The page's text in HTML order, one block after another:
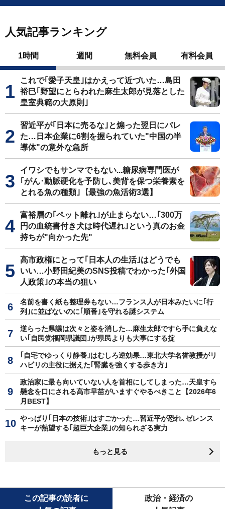
人気記事ランキング
1時間 週間 無料会員 有料会員
これで｢愛子天皇｣はかえって近づいた…島田
裕巳｢野望にとらわれた麻生太郎が見落とした
皇室典範の大原則｣
習近平が｢日本に売るな｣と煽った翌日にバレ
た…日本企業に6割を握られていた"中国の半
導体"の意外な急所
イワシでもサンマでもない...糖尿病専門医が
｢がん･動脈硬化を予防し､美背を保つ栄養素を
とれる魚の種類｣【最強の魚活術3選】
富裕層の｢ペット離れ｣が止まらない…｢300万
円の血統書付き犬は時代遅れ｣という真のお金
持ちが"向かった先"
高市政権にとって｢日本人の生活｣はどうでも
いい…小野田紀美のSNS投稿でわかった｢外国
人政策｣の本当の狙い
名前を書く紙も整理券もない…フランス人が日本みたいに｢行
列｣に並ばないのに｢順番｣を守れる謎システム
逆らった県議は次々と姿を消した…麻生太郎ですら手に負えな
い｢自民党福岡県議団｣が県民よりも大事にする掟
｢自宅でゆっくり静養｣はむしろ逆効果…東北大学名誉教授がリ
ハビリの主役に据えた｢腎臓を強くする歩き方｣
政治家に最も向いていない人を首相にしてしまった…天皇すら
懸念を口にされる高市早苗がいますぐやるべきこと【2026年6
月BEST】
やっぱり｢日本の技術｣はすごかった…習近平が恐れ､ゼレンス
キーが熱望する｢超巨大企業｣の知られざる実力
もっと見る
この記事の読者に
政治・経済の